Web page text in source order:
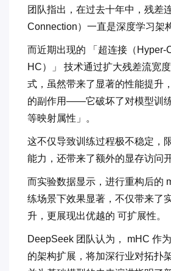
团队指出，在过去十年中，残差
Connection）一直是深度学习架
而近期出现的 「超连接（Hyper-
HC）」 技术通过扩大残差流宽
式，虽然带来了显著的性能提升
的副作用——它破坏了对模型训
等映射属性」。
这不仅导致训练过程极不稳定，
能力，还带来了额外的显存访问开
而实验数据显示，进行重构后的
练场景下效果显著，不仅带来了
升，更展现出优越的 可扩展性。
DeepSeek 团队认为， mHC 作
的架构扩展，将加深行业对拓扑